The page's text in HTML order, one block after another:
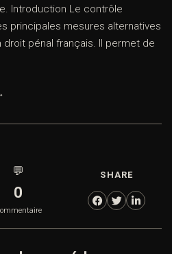
Introduction Le contrôle
principales mesures alternatives
pénal français. Il permet de
💬
0
SHARE